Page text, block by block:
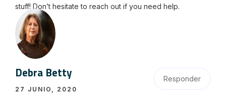
stuff! Don’t hesitate to reach out if you need help.
Debra Betty
27 JUNIO, 2020
Responder